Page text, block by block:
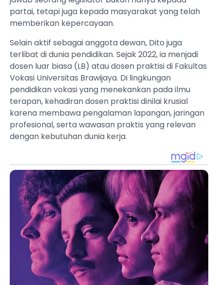
partai, tetapi juga kepada masyarakat yang telah
memberikan kepercayaan.
Selain aktif sebagai anggota dewan, Dito juga
terlibat di dunia pendidikan. Sejak 2022, ia menjadi
dosen luar biasa (LB) atau dosen praktisi di Fakultas
Vokasi Universitas Brawijaya. Di lingkungan
pendidikan vokasi yang menekankan pada ilmu
terapan, kehadiran dosen praktisi dinilai krusial
karena membawa pengalaman lapangan, jaringan
profesional, serta wawasan praktis yang relevan
dengan kebutuhan dunia kerja.